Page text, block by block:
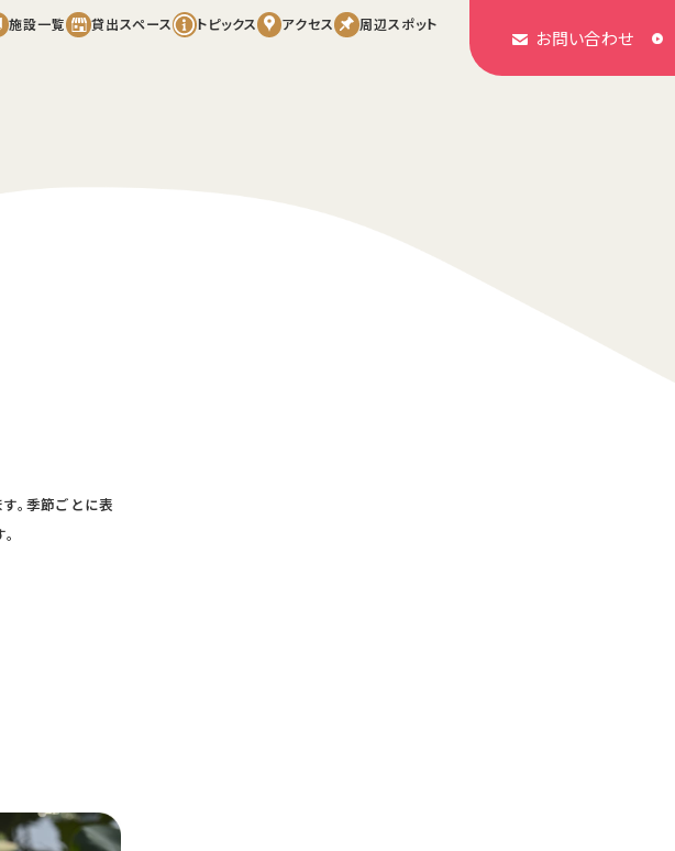
施設一覧 貸出スペース トピックス アクセス 周辺スポット
お問い合わせ
。季節ごとに表